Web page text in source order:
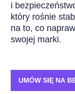
i
który rośnie
na to, co
swojej marki.
UMÓW SIĘ NA